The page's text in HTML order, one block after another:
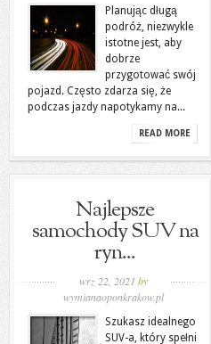
Planując długą
podróż, niezwykle
istotne jest, aby
dobrze
przygotować swój
pojazd. Często zdarza się, że
podczas jazdy napotykamy na...
READ MORE
Najlepsze
samochody SUV na
ryn...
wrz 22, 2021 by
wymianaoponkrakow.pl
Szukasz idealnego
SUV-a, który spełni